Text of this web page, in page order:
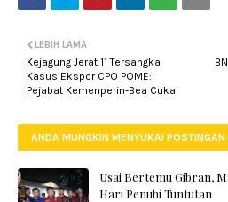
LEBIH LAMA
Kejagung Jerat 11 Tersangka
Kasus Ekspor CPO POME:
Pejabat Kemenperin-Bea Cukai
ANDA MUNGKIN MENYUKAI POSTINGAN
Usai Bertemu Gibran,
Hari Penuhi Tuntutan